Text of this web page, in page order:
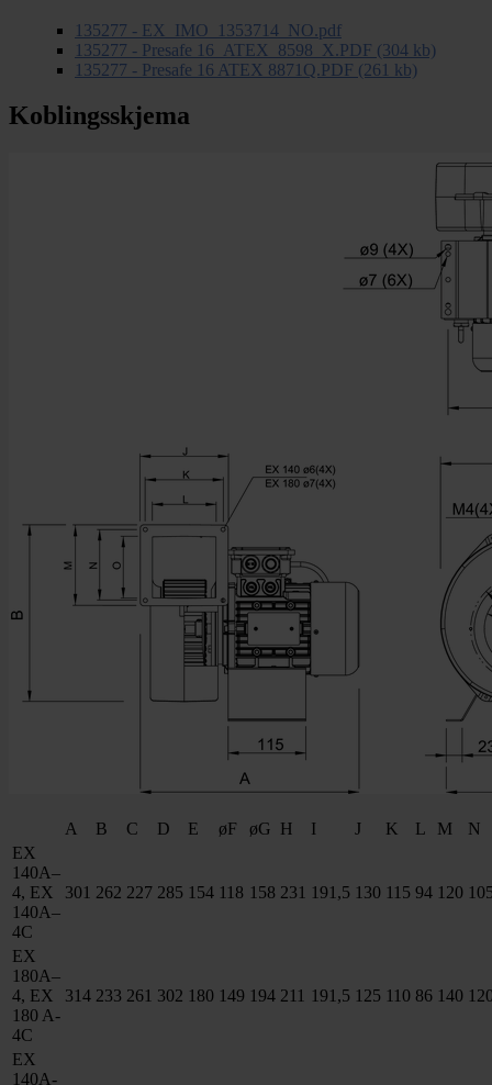
135277 - EX_IMO_1353714_NO.pdf
135277 - Presafe 16_ATEX_8598_X.PDF (304 kb)
135277 - Presafe 16 ATEX 8871Q.PDF (261 kb)
Koblingsskjema
A B C D E øF øG H I J K L M
N
EX
140A–
4, EX
140A–
4C
301 262 227 285 154 118 158 231 191,5 130 115 94 120
EX
180A–
4, EX
180 A-
4C
314 233 261 302 180 149 194 211 191,5 125 110 86 140
EX
140A-